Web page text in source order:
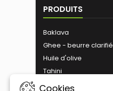
PRODUITS
Baklava
Ghee - beurre clarifié
Huile d'olive
Tahini
Zaitoune
Cookies